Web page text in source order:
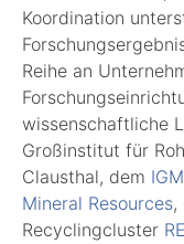
Koordination
Reihe an
wissenschaftliche
Großinstitut für
Clausthal, dem
Mineral Resources,
Recyclingcluster